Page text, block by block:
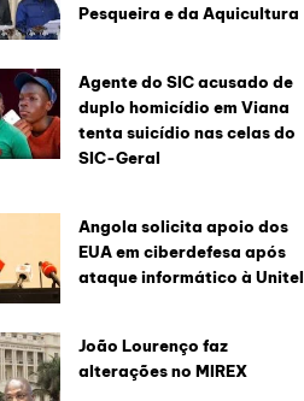
Pesqueira e da Aquicultura
Agente do SIC acusado de
duplo homicídio em Viana
tenta suicídio nas celas do
SIC-Geral
Angola solicita apoio dos
EUA em ciberdefesa após
ataque informático à Unitel
João Lourenço faz
alterações no MIREX